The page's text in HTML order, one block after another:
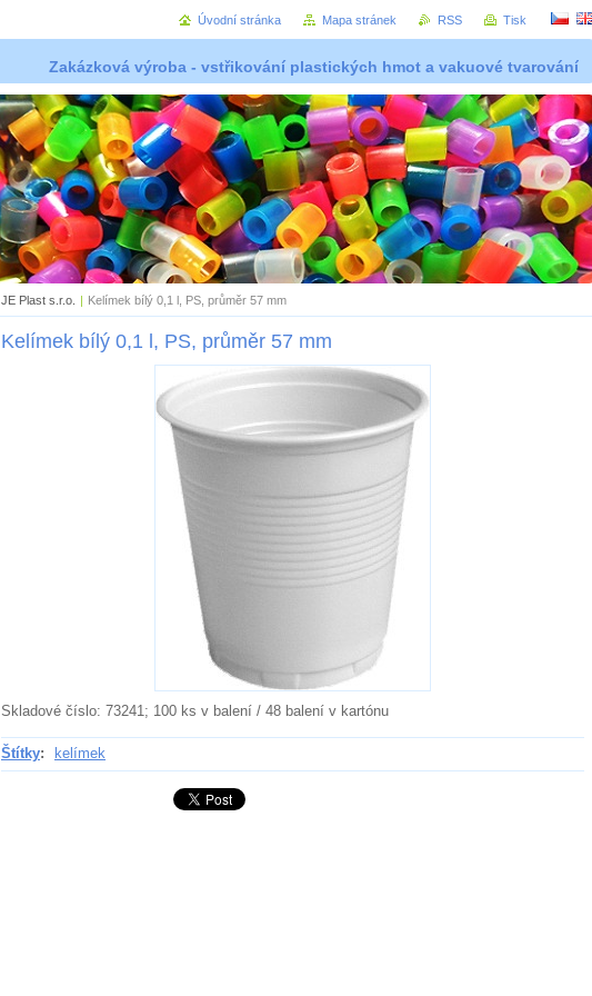
Zakázková výroba - vstřikování plastických hmot a vakuové tvarování
JE Plast s.r.o. | Kelímek bílý 0,1 l, PS, průměr 57 mm
Kelímek bílý 0,1 l, PS, průměr 57 mm
Skladové číslo: 73241; 100 ks v balení / 48 balení v kartónu
Štítky: kelímek
Úvodní stránka Mapa stránek RSS Tisk